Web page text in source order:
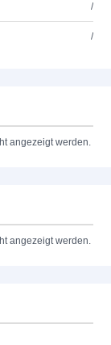
/
/
angezeigt werden.
angezeigt werden.